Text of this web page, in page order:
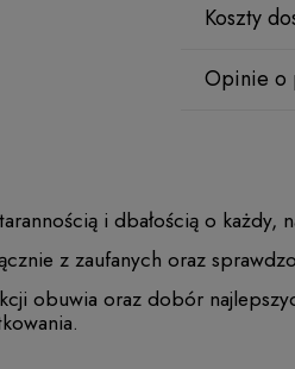
Koszty
Opinie o
i dbałością o każdy,
z zaufanych oraz
obuwia oraz dobór